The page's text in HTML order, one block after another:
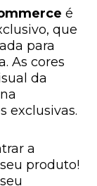
é
que
para
As cores
da
exclusivas.
a
produto!